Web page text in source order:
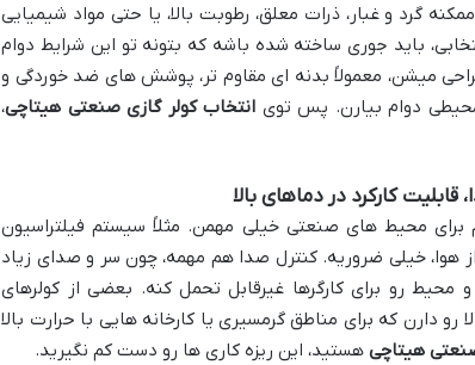
گرد و غبار، ذرات معلق، رطوبت بالا، یا حتی مواد شیمیایی
باید جوری ساخته شده باشه که بتونه تو این شرایط دوام
میشن، معمولاً بدنه ای مقاوم تر، پوشش های ضد خوردگی و
محیطی دوام بیارن. پس توی انتخاب کولر گازی صنعتی هیتاچی،
کارکرد در دماهای بالا
محیط های صنعتی خیلی مهمن. مثلاً سیستم فیلتراسیون
هوا، خیلی ضروریه. کنترل صدا هم مهمه، چون سر و صدای زیاد
رو برای کارگرها غیرقابل تحمل کنه. بعضی از کولرهای
دارن که برای مناطق گرمسیری یا کارخانه هایی با حرارت بالا
هیتاچی هستید، این ریزه کاری ها رو دست کم نگیرید.